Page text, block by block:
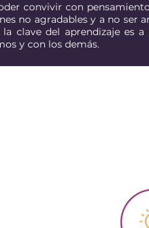
convivir con
no agradables y a no ser
la clave del aprendizaje es
y con los demás.